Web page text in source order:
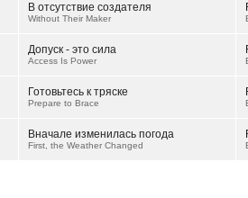
В отсутствие создателя
Without Their Maker
Допуск - это сила
Access Is Power
Готовьтесь к тряске
Prepare to Brace
Вначале изменилась погода
First, the Weather Changed